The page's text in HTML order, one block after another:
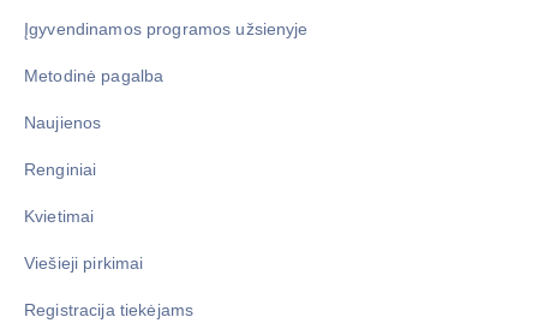
Įgyvendinamos programos užsienyje
Metodinė pagalba
Naujienos
Renginiai
Kvietimai
Viešieji pirkimai
Registracija tiekėjams